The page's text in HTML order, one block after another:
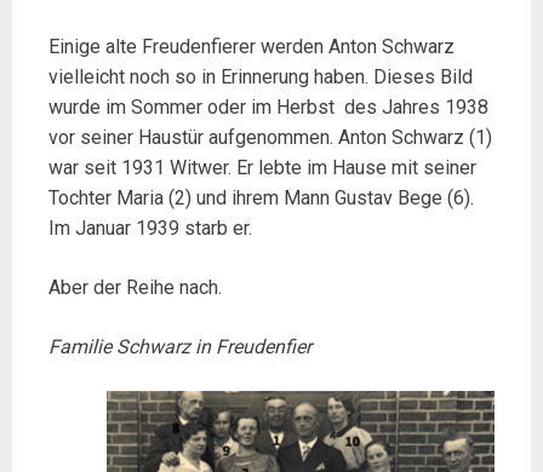
Einige alte Freudenfierer werden Anton Schwarz
vielleicht noch so in Erinnerung haben. Dieses Bild
wurde im Sommer oder im Herbst des Jahres 1938
vor seiner Haustür aufgenommen. Anton Schwarz (1)
war seit 1931 Witwer. Er lebte im Hause mit seiner
Tochter Maria (2) und ihrem Mann Gustav Bege (6).
Im Januar 1939 starb er.
Aber der Reihe nach.
Familie Schwarz in Freudenfier